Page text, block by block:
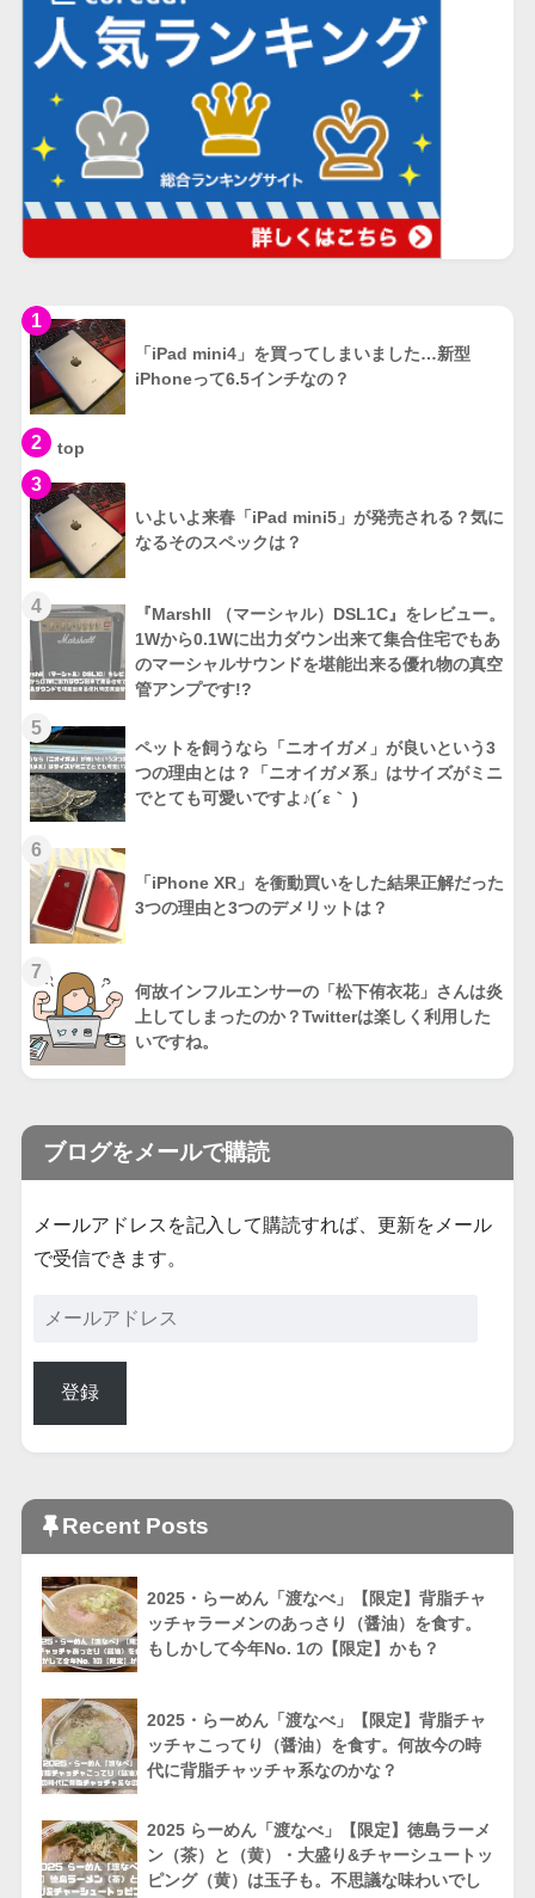
1
「iPad mini4」を買ってしまいました…新型
iPhoneって6.5インチなの？
2 top
3
いよいよ来春「iPad mini5」が発売される？気に
なるそのスペックは？
4
『Marshll （マーシャル）DSL1C』をレビュー。
1Wから0.1Wに出力ダウン出来て集合住宅でもあ
のマーシャルサウンドを堪能出来る優れ物の真空
管アンプです!?
5
ペットを飼うなら「ニオイガメ」が良いという3
つの理由とは？「ニオイガメ系」はサイズがミニ
でとても可愛いですよ♪(´ε｀ )
6
「iPhone XR」を衝動買いをした結果正解だった
3つの理由と3つのデメリットは？
7
何故インフルエンサーの「松下侑衣花」さんは炎
上してしまったのか？Twitterは楽しく利用した
いですね。
ブログをメールで購読
メールアドレスを記入して購読すれば、更新をメール
で受信できます。
登録
Recent Posts
2025・らーめん「渡なべ」【限定】背脂チャ
ッチャラーメンのあっさり（醤油）を食す。
もしかして今年No. 1の【限定】かも？
2025・らーめん「渡なべ」【限定】背脂チャ
ッチャこってり（醤油）を食す。何故今の時
代に背脂チャッチャ系なのかな？
2025 らーめん「渡なべ」【限定】徳島ラーメ
ン（茶）と（黄）・大盛り&チャーシュートッ
ピング（黄）は玉子も。不思議な味わいでし